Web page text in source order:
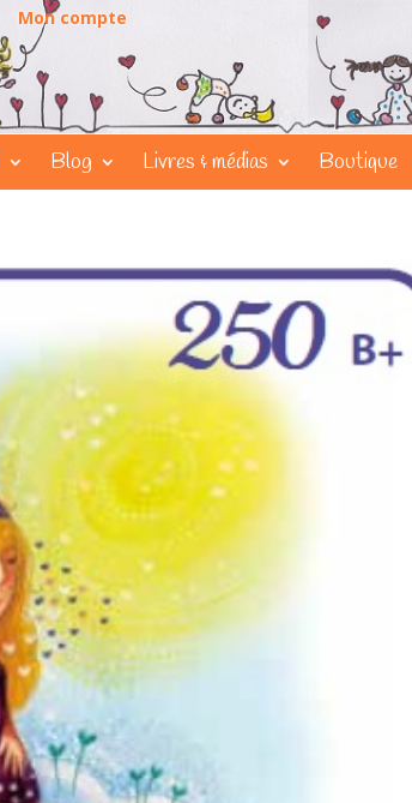
Mon compte
Blog Livres & médias Boutique